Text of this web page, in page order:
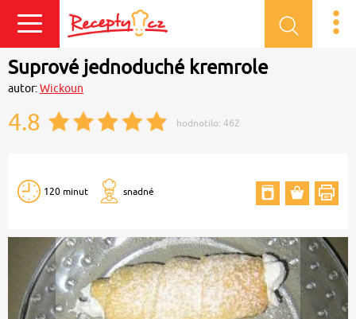
Přihlásit se
Suprové jednoduché kremrole
autor:Wickoun
4.8 hodnotilo: 462
120 minut snadné